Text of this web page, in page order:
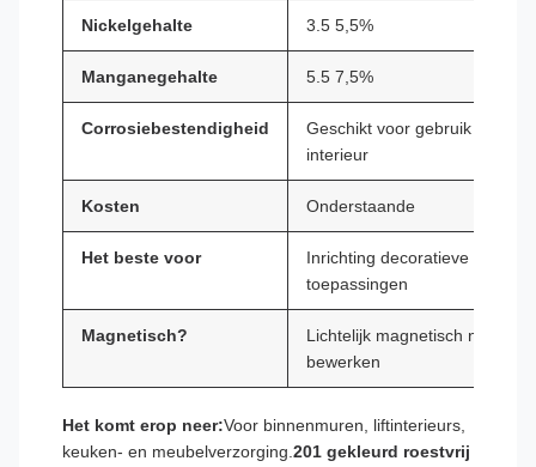
Nickelgehalte 3.5 5,5%
Manganegehalte 5.5 7,5%
Corrosiebestendigheid
Geschikt voor gebruik in het
interieur
Kosten Onderstaande
Het beste voor
Inrichting decoratieve
toepassingen
Magnetisch?
Lichtelijk magnetisch na koud
bewerken
Het komt erop neer:Voor binnenmuren, liftinterieurs,
keuken- en meubelverzorging. 201 gekleurd roestvrij